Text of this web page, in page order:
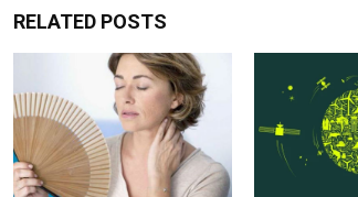
RELATED POSTS